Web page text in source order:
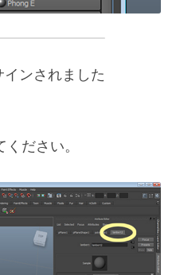
インされました
ください。